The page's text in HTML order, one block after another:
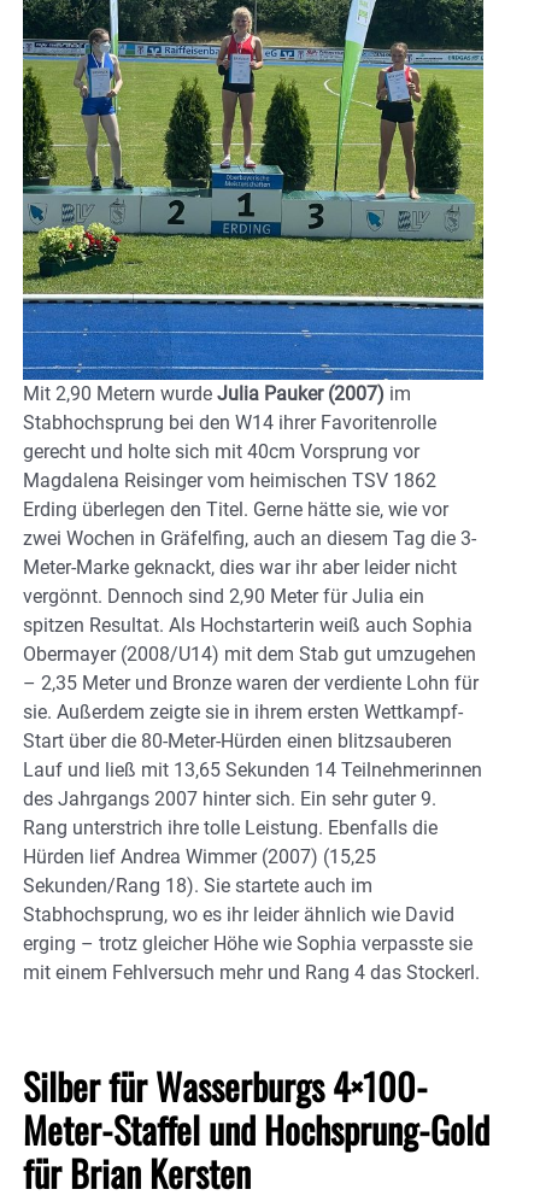
Mit 2,90 Metern wurde Julia Pauker (2007) im
Stabhochsprung bei den W14 ihrer Favoritenrolle
gerecht und holte sich mit 40cm Vorsprung vor
Magdalena Reisinger vom heimischen TSV 1862
Erding überlegen den Titel. Gerne hätte sie, wie vor
zwei Wochen in Gräfelfing, auch an diesem Tag die 3-
Meter-Marke geknackt, dies war ihr aber leider nicht
vergönnt. Dennoch sind 2,90 Meter für Julia ein
spitzen Resultat. Als Hochstarterin weiß auch Sophia
Obermayer (2008/U14) mit dem Stab gut umzugehen
– 2,35 Meter und Bronze waren der verdiente Lohn für
sie. Außerdem zeigte sie in ihrem ersten Wettkampf-
Start über die 80-Meter-Hürden einen blitzsauberen
Lauf und ließ mit 13,65 Sekunden 14 Teilnehmerinnen
des Jahrgangs 2007 hinter sich. Ein sehr guter 9.
Rang unterstrich ihre tolle Leistung. Ebenfalls die
Hürden lief Andrea Wimmer (2007) (15,25
Sekunden/Rang 18). Sie startete auch im
Stabhochsprung, wo es ihr leider ähnlich wie David
erging – trotz gleicher Höhe wie Sophia verpasste sie
mit einem Fehlversuch mehr und Rang 4 das Stockerl.
Silber für Wasserburgs 4×100-
Meter-Staffel und Hochsprung-Gold
für Brian Kersten